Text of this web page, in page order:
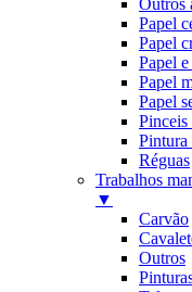
Outros
Papel
Papel
Papel
Papel
Papel
Pinceis
Pintura
Réguas
Trabalhos
▼
Carvão
Outros